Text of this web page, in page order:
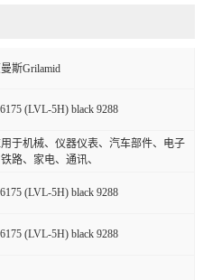
斯Grilamid
(LVL-5H) black 9288
于机械、仪器仪表、汽车部件、电子
路、家电、通讯、
(LVL-5H) black 9288
(LVL-5H) black 9288